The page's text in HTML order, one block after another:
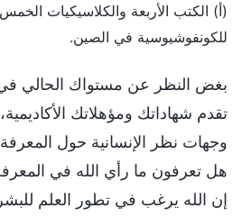
(أ) الكتب الأربعة والكلاسيكيات
للكونفوشيوسية في الصين.
بغض النظر عن مستواك الحالي
تقدم شهاداتك ومؤهلاتك
وجهات نظر الإنسانية حول
هل تعرفون ما رأي الله في
إن الله يرغب في تطور العلم